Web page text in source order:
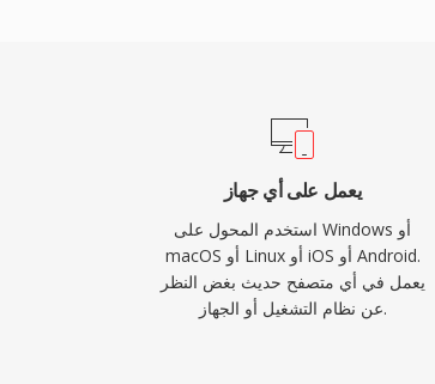
يعمل على أي جهاز
استخدم المحول على Windows أو
macOS أو Linux أو iOS أو Android.
يعمل في أي متصفح حديث بغض النظر
عن نظام التشغيل أو الجهاز.